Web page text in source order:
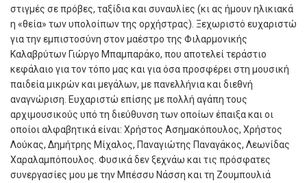
στιγμές σε πρόβες, ταξίδια και συναυλίες (κι ας ήμουν ηλικιακά
η «θεία» των υπολοίπων της ορχήστρας). Ξεχωριστό ευχαριστώ
για την εμπιστοσύνη στον μαέστρο της Φιλαρμονικής
Καλαβρύτων Γιώργο Μπαμπαράκο, που αποτελεί τεράστιο
κεφάλαιο για τον τόπο μας και για όσα προσφέρει στη μουσική
παιδεία μικρών και μεγάλων, με πανελλήνια και διεθνή
αναγνώριση. Ευχαριστώ επίσης με πολλή αγάπη τους
αρχιμουσικούς υπό τη διεύθυνση των οποίων έπαιξα και οι
οποίοι αλφαβητικά είναι: Χρήστος Ασημακόπουλος, Χρήστος
Λούκας, Δημήτρης Μίχαλος, Παναγιώτης Παναγάκος, Λεωνίδας
Χαραλαμπόπουλος. Φυσικά δεν ξεχνάω και τις πρόσφατες
συνεργασίες μου με την Μπέσσυ Νάσση και τη Ζουμπουλιά